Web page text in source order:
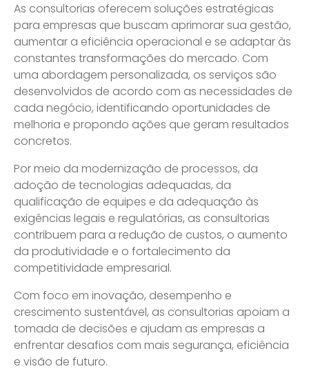
As consultorias oferecem soluções estratégicas
para empresas que buscam aprimorar sua gestão,
aumentar a eficiência operacional e se adaptar às
constantes transformações do mercado. Com
uma abordagem personalizada, os serviços são
desenvolvidos de acordo com as necessidades de
cada negócio, identificando oportunidades de
melhoria e propondo ações que geram resultados
concretos.
Por meio da modernização de processos, da
adoção de tecnologias adequadas, da
qualificação de equipes e da adequação às
exigências legais e regulatórias, as consultorias
contribuem para a redução de custos, o aumento
da produtividade e o fortalecimento da
competitividade empresarial.
Com foco em inovação, desempenho e
crescimento sustentável, as consultorias apoiam a
tomada de decisões e ajudam as empresas a
enfrentar desafios com mais segurança, eficiência
e visão de futuro.